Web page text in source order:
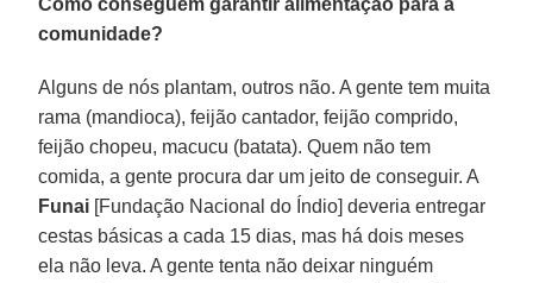
comunidade?
Alguns de nós plantam, outros não. A gente tem muita
rama (mandioca), feijão cantador, feijão comprido,
feijão chopeu, macucu (batata). Quem não tem
comida, a gente procura dar um jeito de conseguir. A
Funai [Fundação Nacional do Índio] deveria entregar
cestas básicas a cada 15 dias, mas há dois meses
ela não leva. A gente tenta não deixar ninguém